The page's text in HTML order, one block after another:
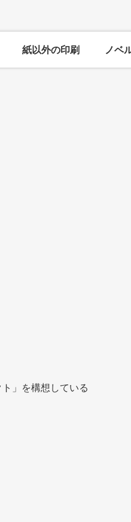
紙以外の印刷 ノベ
」を構想している